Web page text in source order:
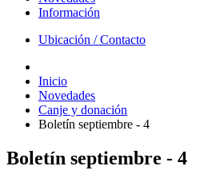
Información
Ubicación / Contacto
Inicio
Novedades
Canje y donación
Boletín septiembre - 4
Boletín septiembre - 4